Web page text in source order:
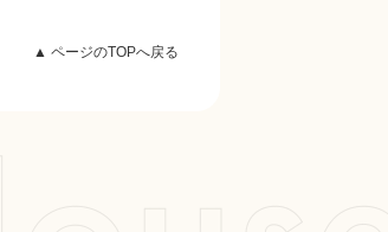
▲ ページのTOPへ戻る